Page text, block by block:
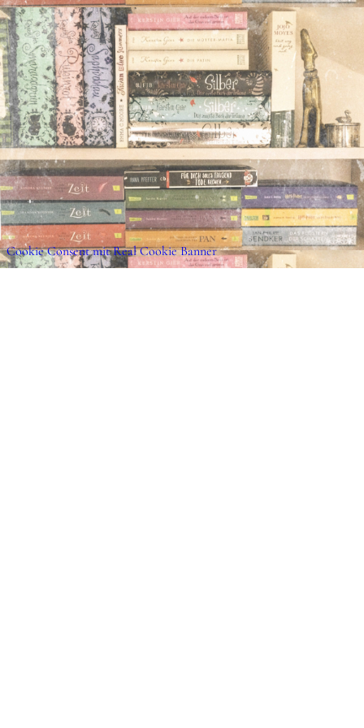
View this post on
Auf jeden Fall warte ich sehnsüchtig auf den
erst einmal freue ich mich darauf, Rena auf
Leipzig zu treffen.
Über das Buch (formally known as
Die siebzehnjährige Mags wünscht sich weit
Schule, aus der Kleinstadt in
von ihrer Helikopter-Mutter. Ihr
eine ungeahnte Wendung, als ein
Austauschschüler aus London vor ihr steht.
geheimnisvolle Art hat etwas an sich, das
Herz trifft. Was sie nicht weiß: Cyrus ist ein
Cookie Consent mit Real Cookie Banner